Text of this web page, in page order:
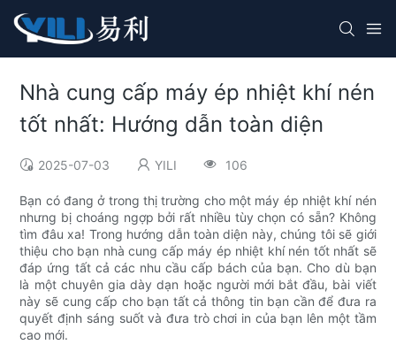
Nhà cung cấp máy ép nhiệt khí nén
tốt nhất: Hướng dẫn toàn diện
2025-07-03 YILI 106
Bạn có đang ở trong thị trường cho một máy ép nhiệt khí nén
nhưng bị choáng ngợp bởi rất nhiều tùy chọn có sẵn? Không
tìm đâu xa! Trong hướng dẫn toàn diện này, chúng tôi sẽ giới
thiệu cho bạn nhà cung cấp máy ép nhiệt khí nén tốt nhất sẽ
đáp ứng tất cả các nhu cầu cấp bách của bạn. Cho dù bạn
là một chuyên gia dày dạn hoặc người mới bắt đầu, bài viết
này sẽ cung cấp cho bạn tất cả thông tin bạn cần để đưa ra
quyết định sáng suốt và đưa trò chơi in của bạn lên một tầm
cao mới.